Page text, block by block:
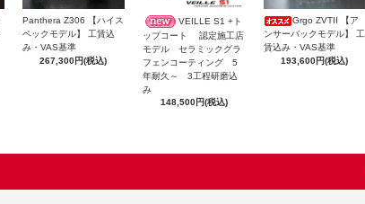
Panthera Z306 【ハイス
ペックモデル】 工賃込
み・VAS基準
267,300円(税込)
VEILLE S1 +ト
ップコート 認定施工店
モデル セラミックグラ
フェンコーティング 5
年耐久～ 3工程研磨込
み
148,500円(税込)
Grgo ZVTII 【ア
ンサーバックモデル】 工
賃込み・VAS基準
193,600円(税込)